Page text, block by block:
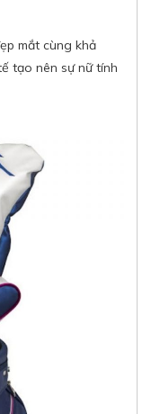
mắt cùng khả
tạo nên sự nữ tính